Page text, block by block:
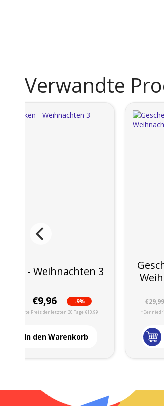
Verwandte
- Weihnachten 3
€9,96 -9%
niedrigste Preis der letzten 30 Tage €10,99
In den Warenkorb
€29,99
*Der